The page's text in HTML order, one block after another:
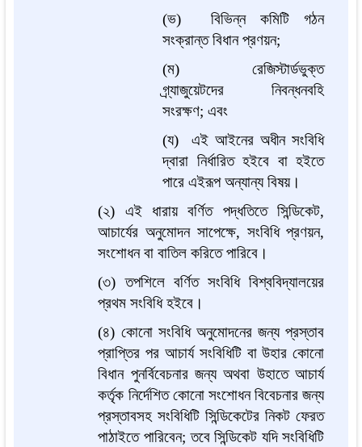
(ভ) বিভিন্ন কমিটি গঠন
সংক্রান্ত বিধান প্রণয়ন;
(ম) রেজিস্টার্ডভুক্ত
গ্র্যাজুয়েটদের নিবন্ধনবহি
সংরক্ষণ; এবং
(য) এই আইনের অধীন সংবিধি
দ্বারা নির্ধারিত হইবে বা হইতে
পারে এইরূপ অন্যান্য বিষয়।
(২) এই ধারায় বর্ণিত পদ্ধতিতে সিন্ডিকেট,
আচার্যের অনুমোদন সাপেক্ষে, সংবিধি প্রণয়ন,
সংশোধন বা বাতিল করিতে পারিবে।
(৩) তপশিলে বর্ণিত সংবিধি বিশ্ববিদ্যালয়ের
প্রথম সংবিধি হইবে।
(৪) কোনো সংবিধি অনুমোদনের জন্য প্রস্তাব
প্রাপ্তির পর আচার্য সংবিধিটি বা উহার কোনো
বিধান পুনর্বিবেচনার জন্য অথবা উহাতে আচার্য
কর্তৃক নির্দেশিত কোনো সংশোধন বিবেচনার জন্য
প্রস্তাবসহ সংবিধিটি সিন্ডিকেটের নিকট ফেরত
পাঠাইতে পারিবেন; তবে সিন্ডিকেট যদি সংবিধিটি